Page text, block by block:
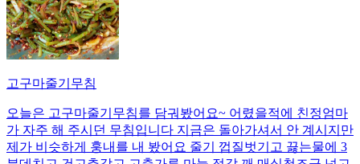
고구마줄기무침
오늘은 고구마줄기무침를 담궈봤어요~ 어렸을적에 친정엄마
가 자주 해 주시던 무침입니다 지금은 돌아가셔서 안 계시지만
제가 비슷하게 훙내를 내 봤어요 줄기 껍질벗기고 끓는물에 3